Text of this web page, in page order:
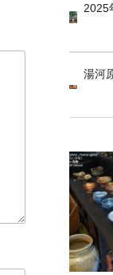
2025
湯河